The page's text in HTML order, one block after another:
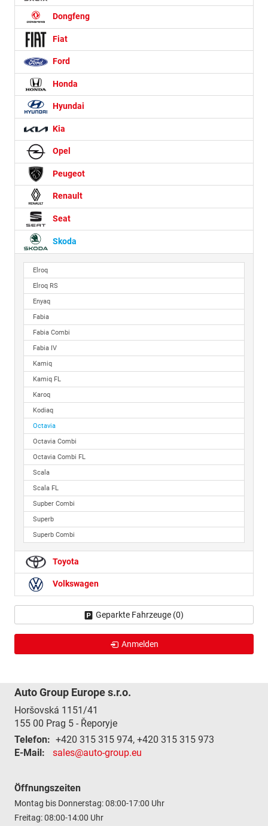
Dongfeng
Fiat
Ford
Honda
Hyundai
Kia
Opel
Peugeot
Renault
Seat
Skoda
Elroq
Elroq RS
Enyaq
Fabia
Fabia Combi
Fabia IV
Kamiq
Kamiq FL
Karoq
Kodiaq
Octavia
Octavia Combi
Octavia Combi FL
Scala
Scala FL
Supber Combi
Superb
Superb Combi
Toyota
Volkswagen
Geparkte Fahrzeuge (0)
Anmelden
Auto Group Europe s.r.o.
Horšovská 1151/41
155 00 Prag 5 - Řeporyje
Telefon: +420 315 315 974, +420 315 315 973
E-Mail:
sales@auto-group.eu
Öffnungszeiten
Montag bis Donnerstag: 08:00-17:00 Uhr
Freitag: 08:00-14:00 Uhr